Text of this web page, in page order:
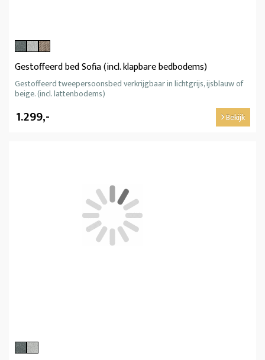
Gestoffeerd bed Sofia (incl. klapbare bedbodems)
Gestoffeerd tweepersoonsbed verkrijgbaar in lichtgrijs, ijsblauw of
beige. (incl. lattenbodems)
1.299,- Bekijk